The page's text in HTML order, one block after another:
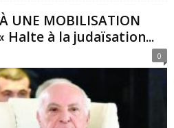
À UNE MOBILISATION
Halte à la judaïsation...
0